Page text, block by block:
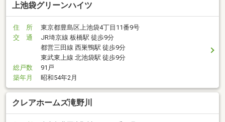
上池袋グリーンハイツ
住 所
東京都豊島区上池袋4丁目11番9号
交 通
JR埼京線 板橋駅 徒歩9分
都営三田線 西巣鴨駅 徒歩9分
東武東上線 北池袋駅 徒歩9分
総戸数
91戸
築年月
昭和54年2月
クレアホームズ滝野川